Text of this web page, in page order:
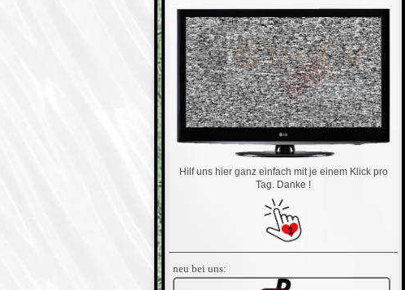
Hilf uns hier ganz einfach mit je einem Klick pro
Tag. Danke !
neu bei uns: